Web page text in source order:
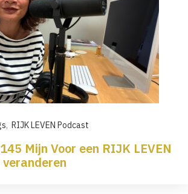
, RIJK LEVEN Podcast
Mijn Voor een RIJK LEVEN